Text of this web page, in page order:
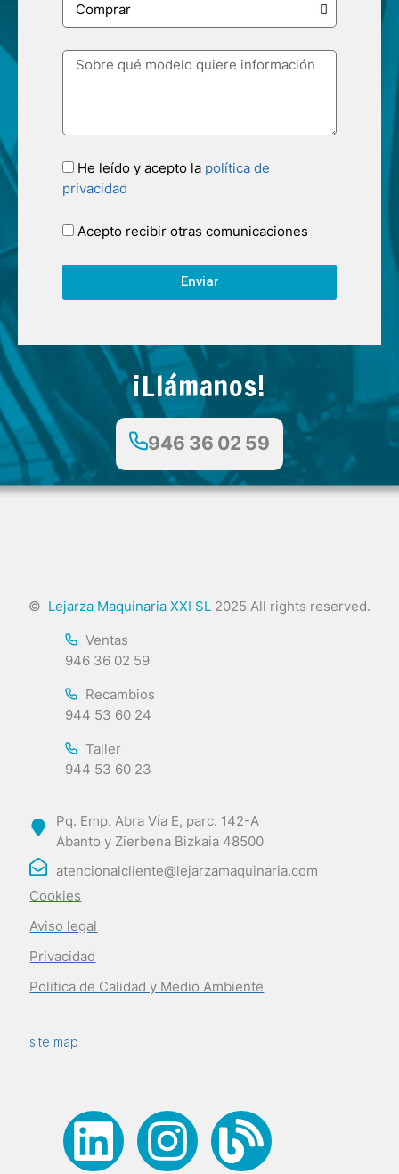
He leído y acepto la política de
privacidad
Acepto recibir otras comunicaciones
Enviar
¡Llámanos!
946 36 02 59
© Lejarza Maquinaria XXI SL 2025 All rights reserved.
Ventas
946 36 02 59
Recambios
944 53 60 24
Taller
944 53 60 23
Pq. Emp. Abra Vía E, parc. 142-A
Abanto y Zierbena Bizkaia 48500
atencionalcliente@lejarzamaquinaria.com
Cookies
Aviso legal
Privacidad
Politica de Calidad y Medio Ambiente
site map